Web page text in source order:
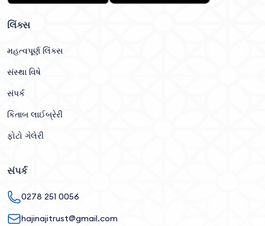
લિંક્સ
મહત્વપૂર્ણ લિંક્સ
સંસ્થા વિષે
સંપર્ક
કિતાબ લાઈબ્રેરી
ફોટો ગેલેરી
સંપર્ક
0278 251 0056
hajinajitrust@gmail.com